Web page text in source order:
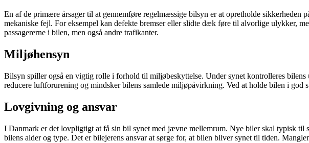
En af de primære årsager til at gennemføre regelmæssige bilsyn er at opretholde sikkerheden
mekaniske fejl. For eksempel kan defekte bremser eller slidte dæk føre til alvorlige ulykker,
passagererne i bilen, men også andre trafikanter.
Miljøhensyn
Bilsyn spiller også en vigtig rolle i forhold til miljøbeskyttelse. Under synet kontrolleres
reducere luftforurening og mindsker bilens samlede miljøpåvirkning. Ved at holde bilen i
Lovgivning og ansvar
I Danmark er det lovpligtigt at få sin bil synet med jævne mellemrum. Nye biler skal typisk
bilens alder og type. Det er bilejerens ansvar at sørge for, at bilen bliver synet til tiden.